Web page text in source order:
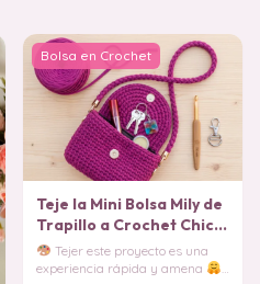
Bolsa en Crochet
Teje la Mini Bolsa Mily de
Trapillo a Crochet Chic
(Patrón Gratis)
Tejer este proyecto es una
experiencia rápida y amena